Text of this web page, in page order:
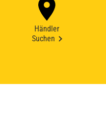
Händler
Suchen